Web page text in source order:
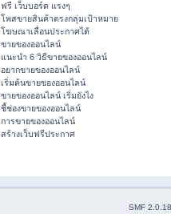
ฟรี เว็บบอร์ด แรงๆ
โพสขายสินค้าตรงกลุ่มเป้าหมาย
โฆษณาเลื่อนประกาศได้
ขายของออนไลน์
แนะนำ 6 วิธีขายของออนไลน์
อยากขายของออนไลน์
เริ่มต้นขายของออนไลน์
ขายของออนไลน์ เริ่มยังไง
ชี้ช่องขายของออนไลน์
การขายของออนไลน์
สร้างเว็บฟรีประกาศ
SMF 2.0.18